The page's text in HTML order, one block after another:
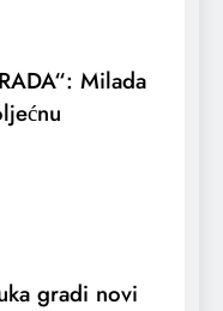
Milada
gradi novi